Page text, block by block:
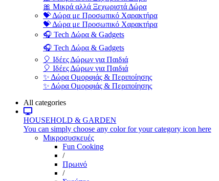
🎀 Μικρά αλλά Ξεχωριστά Δώρα
💝 Δώρα με Προσωπικό Χαρακτήρα
💝 Δώρα με Προσωπικό Χαρακτήρα
🎧 Tech Δώρα & Gadgets
🎧 Tech Δώρα & Gadgets
🎈 Ιδέες Δώρων για Παιδιά
🎈 Ιδέες Δώρων για Παιδιά
✨ Δώρα Ομορφιάς & Περιποίησης
✨ Δώρα Ομορφιάς & Περιποίησης
All categories
HOUSEHOLD & GARDEN
You can simply choose any color for your category icon here
Μικροσυσκευές
Fun Cooking
/
Πρωινό
/